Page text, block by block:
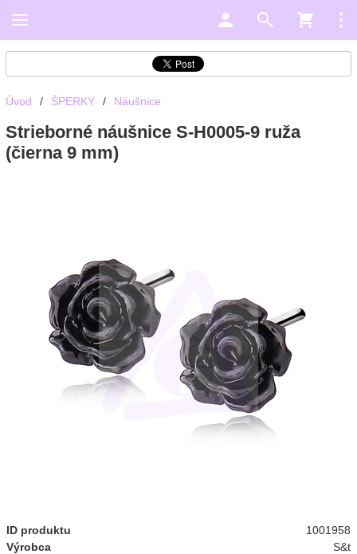
Úvod / ŠPERKY / Náušnice
Strieborné náušnice S-H0005-9 ruža
(čierna 9 mm)
ID produktu
1001958
Výrobca
S&t